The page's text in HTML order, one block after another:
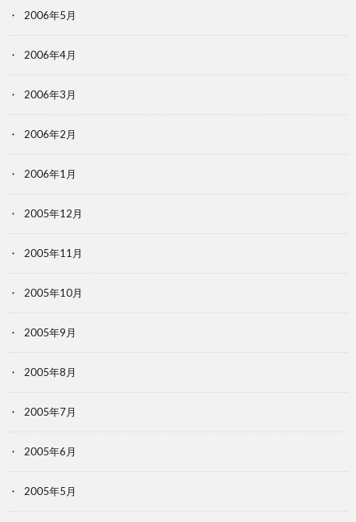
2006年5月
2006年4月
2006年3月
2006年2月
2006年1月
2005年12月
2005年11月
2005年10月
2005年9月
2005年8月
2005年7月
2005年6月
2005年5月